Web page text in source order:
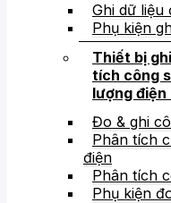
Ghi dữ liệu
Phụ kiện
Thiết bị
tích công
lượng điện
Đo & ghi
Phân tích
điện
Phân tích
Phụ kiện